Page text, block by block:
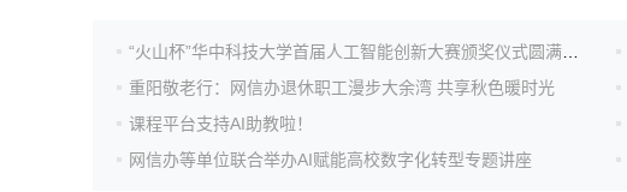
重阳敬老行：网信办退休职工漫步大余湾 共享秋色暖时光
课程平台支持AI助教啦！
网信办等单位联合举办AI赋能高校数字化转型专题讲座